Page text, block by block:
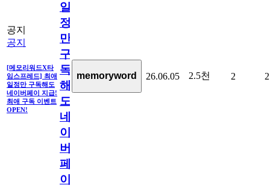
공지
공지
[메모리워드X타
임스프레드] 최애
일정만 구독해도
네이버페이 지급!
최애 구독 이벤트
OPEN!
일
정
만
구
독
해
도
네
이
버
페
이
memoryword 26.06.05 2.5천 2 2